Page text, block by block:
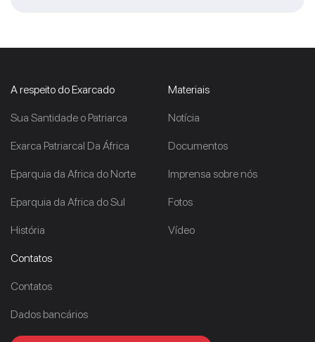
A respeito do Exarcado
Sua Santidade o Patriarca
Exarca Patriarcal Da África
Eparquia da Africa do Norte
Eparquia da Africa do Sul
História
Materiais
Notícia
Documentos
Imprensa sobre nós
Fotos
Vídeo
Contatos
Contatos
Dados bancários